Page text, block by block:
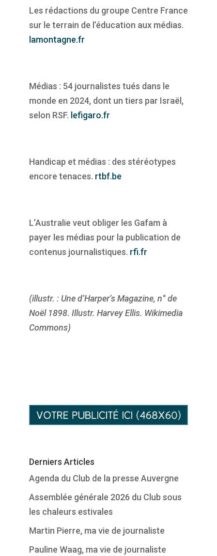
Les rédactions du groupe Centre France
sur le terrain de l’éducation aux médias.
lamontagne.fr
Médias : 54 journalistes tués dans le
monde en 2024, dont un tiers par Israël,
selon RSF. lefigaro.fr
Handicap et médias : des stéréotypes
encore tenaces. rtbf.be
L’Australie veut obliger les Gafam à
payer les médias pour la publication de
contenus journalistiques. rfi.fr
(illustr. : Une d’Harper’s Magazine, n° de
Noël 1898. Illustr. Harvey Ellis. Wikimedia
Commons)
Derniers Articles
Agenda du Club de la presse Auvergne
Assemblée générale 2026 du Club sous
les chaleurs estivales
Martin Pierre, ma vie de journaliste
Pauline Waag, ma vie de journaliste